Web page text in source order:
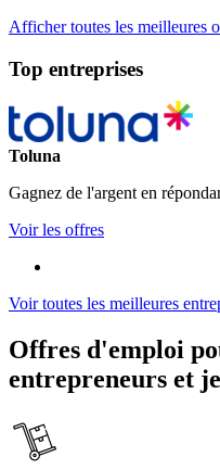
Afficher toutes les meilleures
Top entreprises
Toluna
Gagnez de l'argent en
Voir les offres
Voir toutes les meilleures
Offres d'emploi
entrepreneurs et